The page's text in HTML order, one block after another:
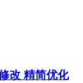
改 精简优化